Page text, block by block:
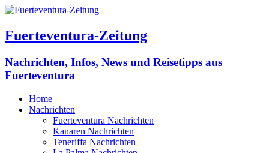
Fuerteventura-Zeitung
Nachrichten, Infos, News und Reisetipps aus
Fuerteventura
Home
Nachrichten
Fuerteventura Nachrichten
Kanaren Nachrichten
Teneriffa Nachrichten